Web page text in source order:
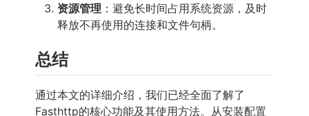
资源管理 ：避免长时间占用系统资源，及时
释放不再使用的连接和文件句柄。
总结
通过本文的详细介绍，我们已经全面了解了
Fasthttp的核心功能及其使用方法。从安装配置